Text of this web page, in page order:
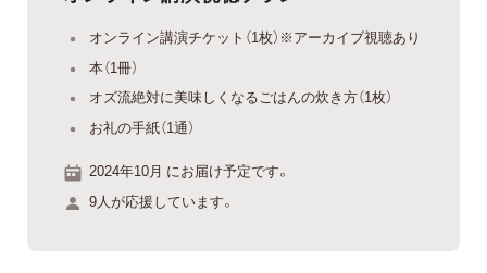
オンライン講演チケット（1枚）※アーカイブ視聴あり
本（1冊）
オズ流絶対に美味しくなるごはんの炊き方（1枚）
お礼の手紙（1通）
2024年10月 にお届け予定です。
9人が応援しています。